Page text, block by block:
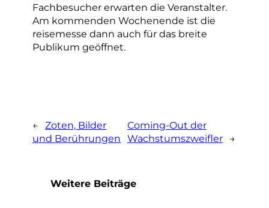
Fachbesucher erwarten die Veranstalter.
Am kommenden Wochenende ist die
reisemesse dann auch für das breite
Publikum geöffnet.
← Zoten, Bilder
und Berührungen
Coming-Out der
Wachstumszweifler
→
Weitere Beiträge